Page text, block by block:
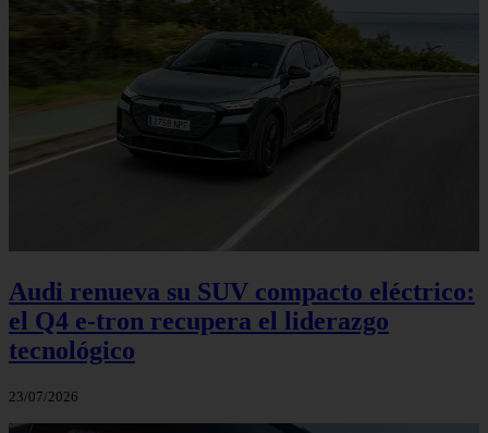
Audi renueva su SUV compacto eléctrico:
el Q4 e‑tron recupera el liderazgo
tecnológico
23/07/2026